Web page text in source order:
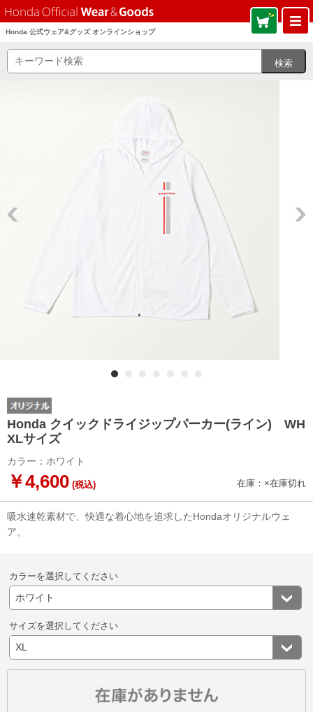
Honda 公式ウェア&グッズ オンラインショップ
Honda クイックドライジップパーカー(ライン) WH
XLサイズ
カラー：ホワイト
￥4,600 (税込) 在庫：×在庫切れ
吸水速乾素材で、快適な着心地を追求したHondaオリジナルウェ
ア。
カラーを選択してください
サイズを選択してください